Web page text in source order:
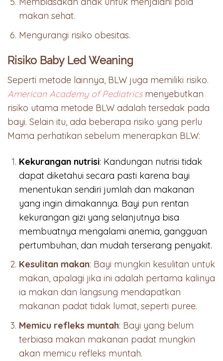
makan sehat.
Mengurangi risiko obesitas.
Risiko Baby Led Weaning
Seperti metode lainnya, BLW juga memiliki risiko.
American Academy of Pediatricsmenyebutkan
risiko utama metode BLW adalah tersedak pada
bayi. Selain itu, ada beberapa risiko yang perlu
Mama perhatikan sebelum menerapkan BLW:
Kekurangan nutrisi: Kandungan nutrisi tidak
dapat diketahui secara pasti karena bayi
menentukan sendiri jumlah dan makanan
yang ingin dimakannya. Bayi pun rentan
kekurangan gizi yang selanjutnya bisa
membuatnya mengalami anemia, gangguan
pertumbuhan, dan mudah terserang penyakit.
Kesulitan makan: Bayi mungkin kesulitan untuk
makan, apalagi jika ini adalah pertama kalinya
ia makan dan langsung mendapatkan
makanan padat tidak lumat, seperti puree.
Memicu refleks muntah: Bayi yang belum
terbiasa makan makanan padat mungkin
akan memicu refleks muntah.